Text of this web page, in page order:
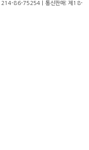
214-86-75254 | 통신판매:제18-